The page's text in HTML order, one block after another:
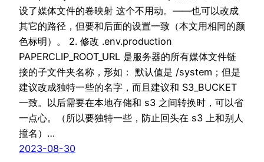
设了媒体文件的卷映射 这个不用动。——也可以改成
其它的路径，但要和后面的设置一致（本文用相同的颜
色标明）。 2. 修改 .env.production
PAPERCLIP_ROOT_URL 是服务器的所有媒体文件链
接的子文件夹名称，形如： 默认值是 /system；但是
建议改成独特一些的名字，而且建议和 S3_BUCKET
一致。以后需要在本地存储和 s3 之间转换时，可以省
一点心。（所以要独特一些，防止回头在 s3 上和别人
撞名）…
2023-08-30